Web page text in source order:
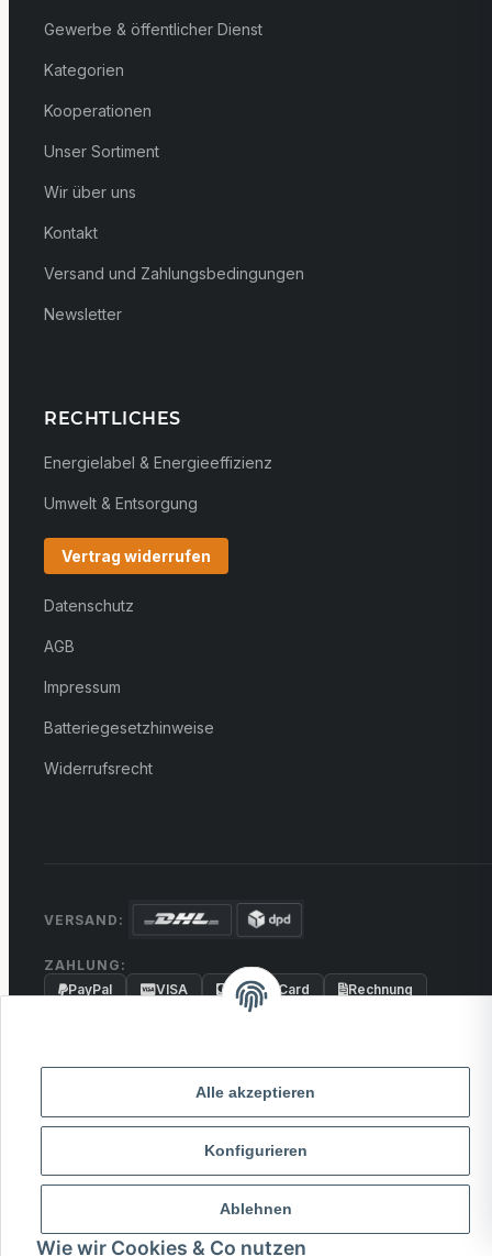
Alle akzeptieren
Konfigurieren
Ablehnen
Wie wir Cookies & Co nutzen
Gewerbe & öffentlicher Dienst
Kategorien
Kooperationen
Unser Sortiment
Wir über uns
Kontakt
Versand und Zahlungsbedingungen
Newsletter
RECHTLICHES
Energielabel & Energieeffizienz
Umwelt & Entsorgung
Vertrag widerrufen
Datenschutz
AGB
Impressum
Batteriegesetzhinweise
Widerrufsrecht
VERSAND:
ZAHLUNG:
PayPal
VISA MasterCard
Rechnung
* Alle Preise inkl. gesetzlicher USt., zzgl.Versand
© 2026 MCTRADE24. Alle Rechte vorbehalten.
Powered byMD IT Solutions